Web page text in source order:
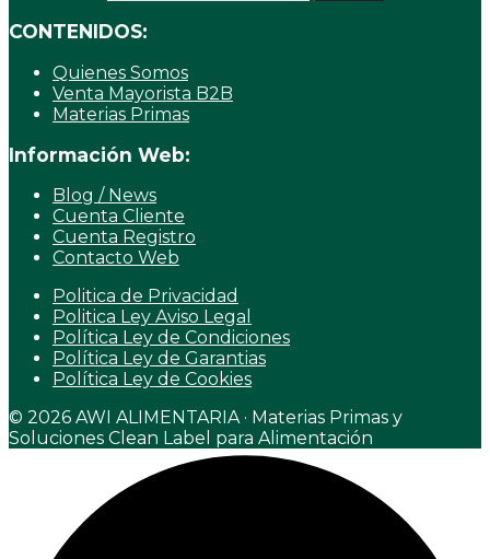
CONTENIDOS:
Quienes Somos
Venta Mayorista B2B
Materias Primas
Información Web:
Blog / News
Cuenta Cliente
Cuenta Registro
Contacto Web
Politica de Privacidad
Politica Ley Aviso Legal
Política Ley de Condiciones
Política Ley de Garantias
Política Ley de Cookies
© 2026 AWI ALIMENTARIA · Materias Primas y
Soluciones Clean Label para Alimentación